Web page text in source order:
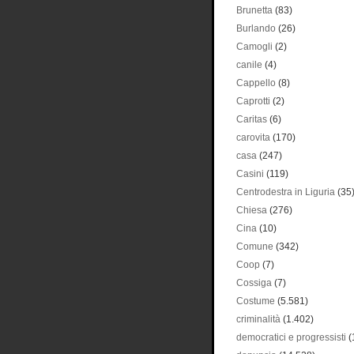
Brunetta (83)
Burlando (26)
Camogli (2)
canile (4)
Cappello (8)
Caprotti (2)
Caritas (6)
carovita (170)
casa (247)
Casini (119)
Centrodestra in Liguria (35)
Chiesa (276)
Cina (10)
Comune (342)
Coop (7)
Cossiga (7)
Costume (5.581)
criminalità (1.402)
democratici e progressisti